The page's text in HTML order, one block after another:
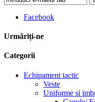
Facebook
Urmăriți-ne
Categorii
Echipament tactic
Veste
Uniforme si